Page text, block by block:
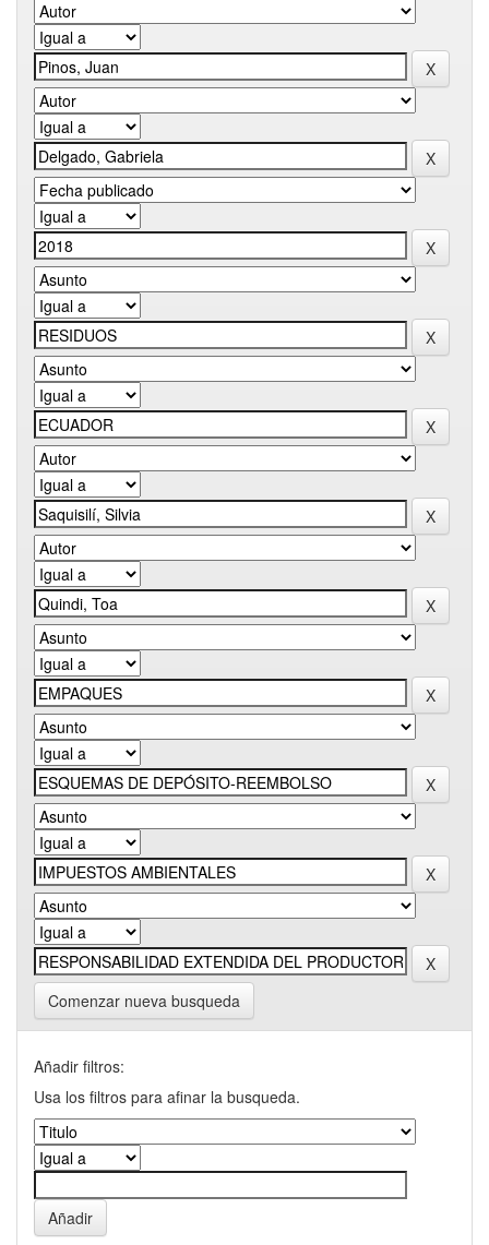
Comenzar nueva busqueda
Añadir filtros:
Usa los filtros para afinar la busqueda.